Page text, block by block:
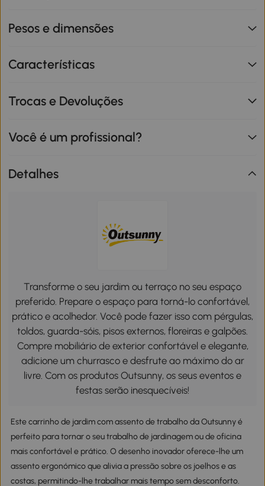
Pesos e dimensões
Características
Trocas e Devoluções
Você é um profissional?
Detalhes
Transforme o seu jardim ou terraço no seu espaço
preferido. Prepare o espaço para torná-lo confortável,
prático e acolhedor. Você pode fazer isso com pérgulas,
toldos, guarda-sóis, pisos externos, floreiras e galpões.
Compre mobiliário de exterior confortável e elegante,
adicione um churrasco e desfrute ao máximo do ar
livre. Com os produtos Outsunny, os seus eventos e
festas serão inesquecíveis!
Este carrinho de jardim com assento de trabalho da Outsunny é
perfeito para tornar o seu trabalho de jardinagem ou de oficina
mais confortável e prático. O desenho inovador oferece-lhe um
assento ergonómico que alivia a pressão sobre os joelhos e as
costas, permitindo-lhe trabalhar mais tempo sem desconforto.